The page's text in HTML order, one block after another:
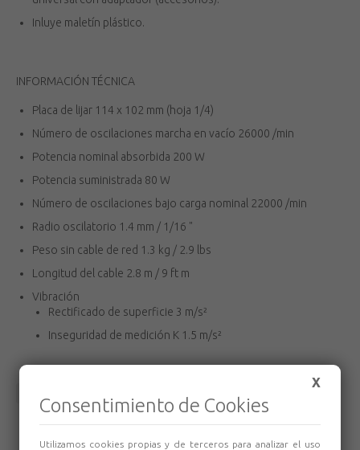
Inluye maletín plástico.
INFORMACIÓN TÉCNICA
Placa de lijar 114 x 102 mm (hoja 1/4)
Número de oscilaciones marcha en vacío 26000 /min
Potencia nominal absorbida 200 W
Potencia suministrada 80 W
Número de oscilaciones bajo carga nominal 22000 /min
Radio oscilatorio 1.4 mm / 1/16 "
Peso sin cable de red 1.3 kg / 2.9 lbs
Longitud del cable 2.8 m / 9 ft m
Vibración
Rectificado de superficie 3 m/s²
Inseguridad de medición K 1.5 m/s²
X
Consentimiento de Cookies
Utilizamos cookies propias y de terceros para analizar el uso